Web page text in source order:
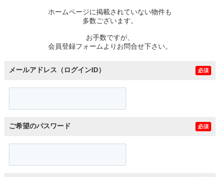
ホームページに掲載されていない物件も
多数ございます。
お手数ですが、
会員登録フォームよりお問合せ下さい。
メールアドレス（ログインID） 必須
ご希望のパスワード 必須